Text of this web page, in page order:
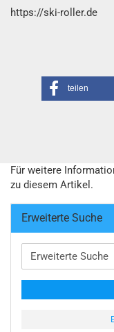
https://ski-roller.de
teilen
Für weitere
zu diesem Artikel.
Erweiterte Suche
Erweiterte
Suche